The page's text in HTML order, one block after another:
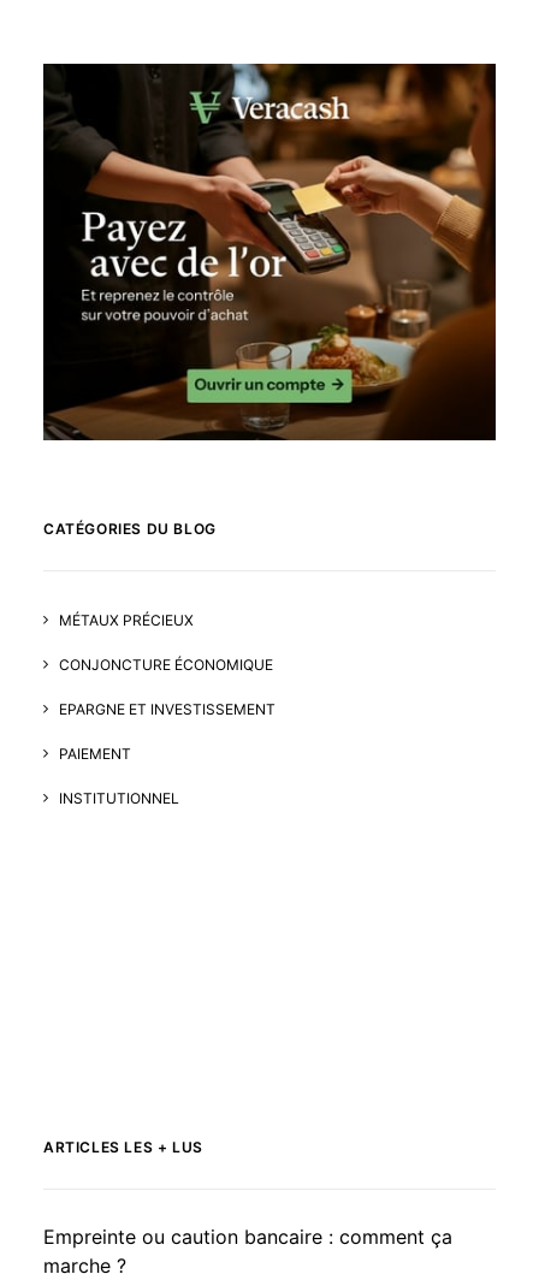
CATÉGORIES DU BLOG
MÉTAUX PRÉCIEUX
CONJONCTURE ÉCONOMIQUE
EPARGNE ET INVESTISSEMENT
PAIEMENT
INSTITUTIONNEL
ARTICLES LES + LUS
Empreinte ou caution bancaire : comment ça
marche ?